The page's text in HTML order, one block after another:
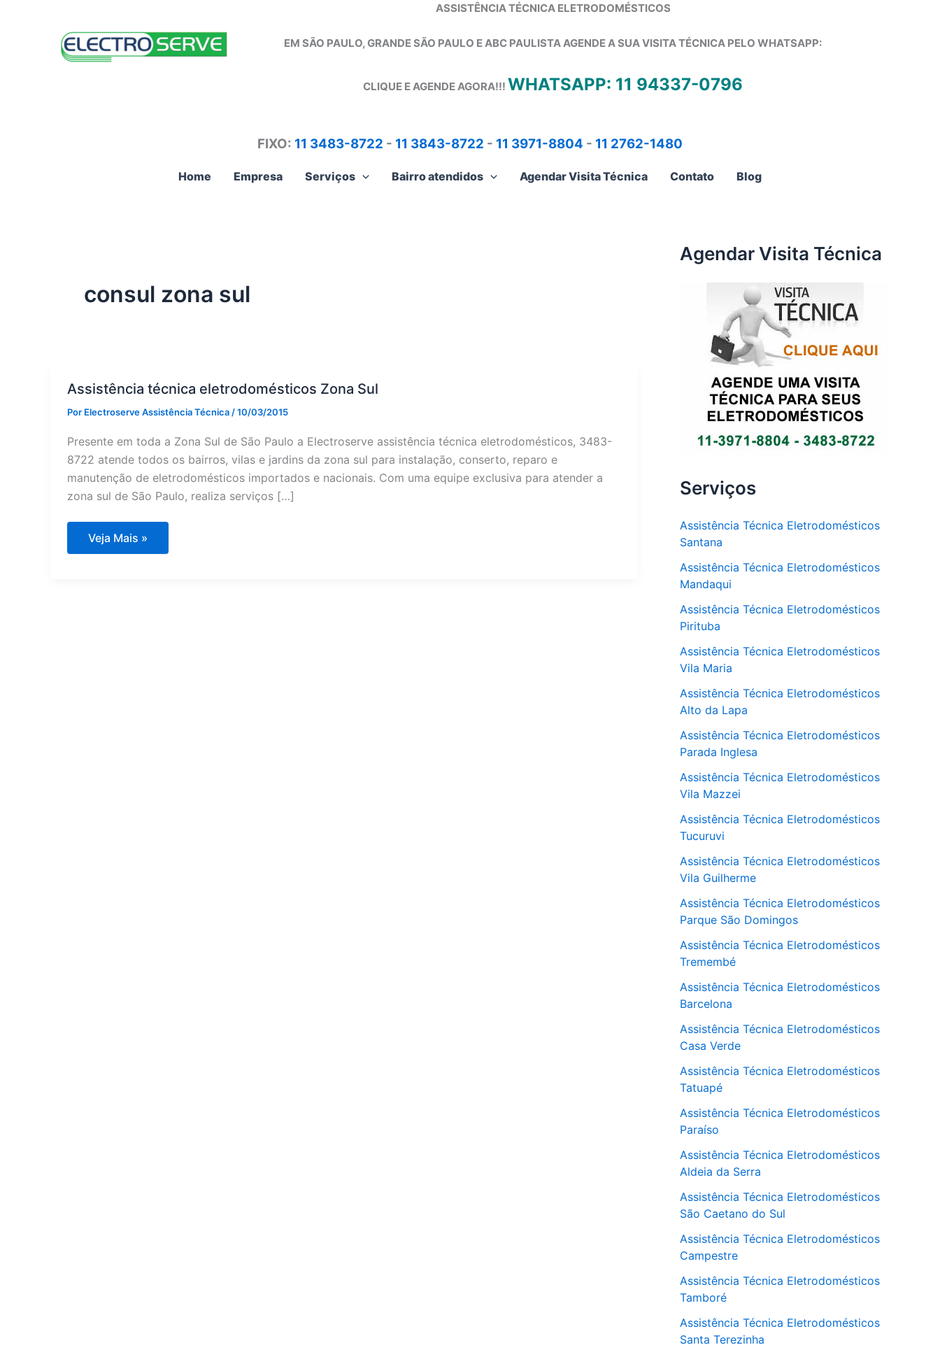
ASSISTÊNCIA TÉCNICA ELETRODOMÉSTICOS
EM SÃO PAULO, GRANDE SÃO PAULO E ABC PAULISTAAGENDE A SUA VISITA TÉCNICA PELO WHATSAPP:
CLIQUE E AGENDE AGORA!!! WHATSAPP: 11 94337-0796
FIXO: 11 3483-8722 - 11 3843-8722 - 11 3971-8804 - 11 2762-1480
Home Empresa Serviços Bairro atendidos Agendar Visita Técnica Contato Blog
consul zona sul
Assistência técnica eletrodomésticos Zona Sul
Por Electroserve Assistência Técnica /10/03/2015
Presente em toda a Zona Sul de São Paulo a Electroserve assistência técnica eletrodomésticos, 3483-
8722 atende todos os bairros, vilas e jardins da zona sul para instalação, conserto, reparo e
manutenção de eletrodomésticos importados e nacionais. Com uma equipe exclusiva para atender a
zona sul de São Paulo, realiza serviços […]
Assistência
técnica
Veja Mais »
Agendar Visita Técnica
Serviços
Assistência Técnica Eletrodomésticos
Santana
Assistência Técnica Eletrodomésticos
Mandaqui
Assistência Técnica Eletrodomésticos
Pirituba
Assistência Técnica Eletrodomésticos
Vila Maria
Assistência Técnica Eletrodomésticos
Alto da Lapa
Assistência Técnica Eletrodomésticos
Parada Inglesa
Assistência Técnica Eletrodomésticos
Vila Mazzei
Assistência Técnica Eletrodomésticos
Tucuruvi
Assistência Técnica Eletrodomésticos
Vila Guilherme
Assistência Técnica Eletrodomésticos
Parque São Domingos
Assistência Técnica Eletrodomésticos
Tremembé
Assistência Técnica Eletrodomésticos
Barcelona
Assistência Técnica Eletrodomésticos
Casa Verde
Assistência Técnica Eletrodomésticos
Tatuapé
Assistência Técnica Eletrodomésticos
Paraíso
Assistência Técnica Eletrodomésticos
Aldeia da Serra
Assistência Técnica Eletrodomésticos
São Caetano do Sul
Assistência Técnica Eletrodomésticos
Campestre
Assistência Técnica Eletrodomésticos
Tamboré
Assistência Técnica Eletrodomésticos
Santa Terezinha